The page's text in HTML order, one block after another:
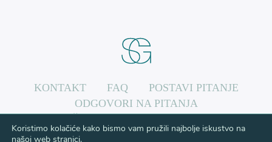
KONTAKT FAQ
POSTAVI PITANJE
ODGOVORI NA PITANJA
Koristimo kolačiće kako bismo vam pružili najbolje iskustvo na
našoj web stranici.